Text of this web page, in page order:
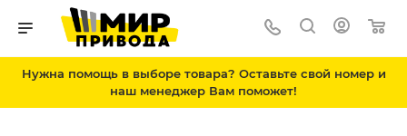
Нужна помощь в выборе товара? Оставьте свой номер и
наш менеджер Вам поможет!